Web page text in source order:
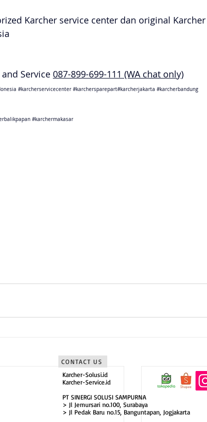
Karcher service center dan original
Service 087-899-699-111 (WA chat only)
#karcherservicecenter #karchersparepart#karcherjakarta #karcherbandung
#karchermakasar
CONTACT US
Karcher-Solusi.id
Karcher-Service.id
PT SINERGI SOLUSI SAMPURNA
> Jl Jemursari no.100, Surabaya
> Jl Pedak Baru no.15, Banguntapan, Jogjakarta